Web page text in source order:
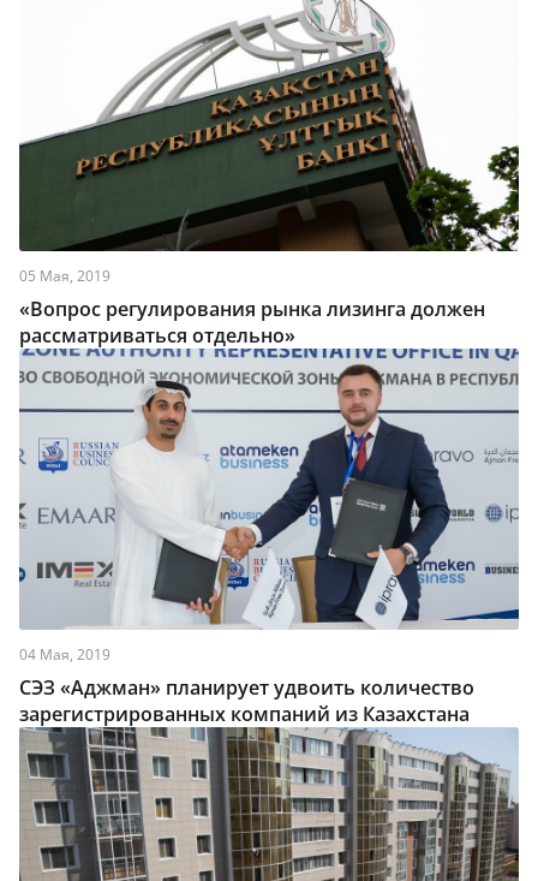
05 Мая, 2019
«Вопрос регулирования рынка лизинга должен
рассматриваться отдельно»
04 Мая, 2019
СЭЗ «Аджман» планирует удвоить количество
зарегистрированных компаний из Казахстана